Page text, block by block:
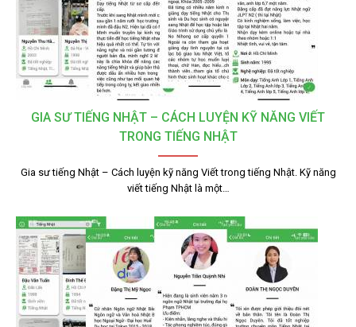
GIA SƯ TIẾNG NHẬT – CÁCH LUYỆN KỸ NĂNG VIẾT
TRONG TIẾNG NHẬT
Gia sư tiếng Nhật – Cách luyện kỹ năng Viết trong tiếng Nhật. Kỹ năng
viết tiếng Nhật là một…